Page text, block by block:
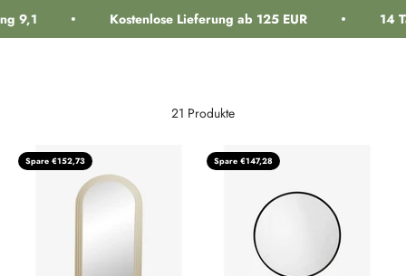
9,1 Kostenlose Lieferung ab 125 EUR 14
21 Produkte
Spare €152,73 Spare €147,28